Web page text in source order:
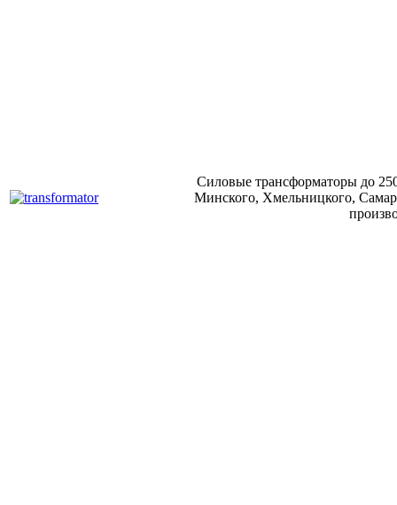
Силовые трансформаторы до
Минского, Хмельницкого,